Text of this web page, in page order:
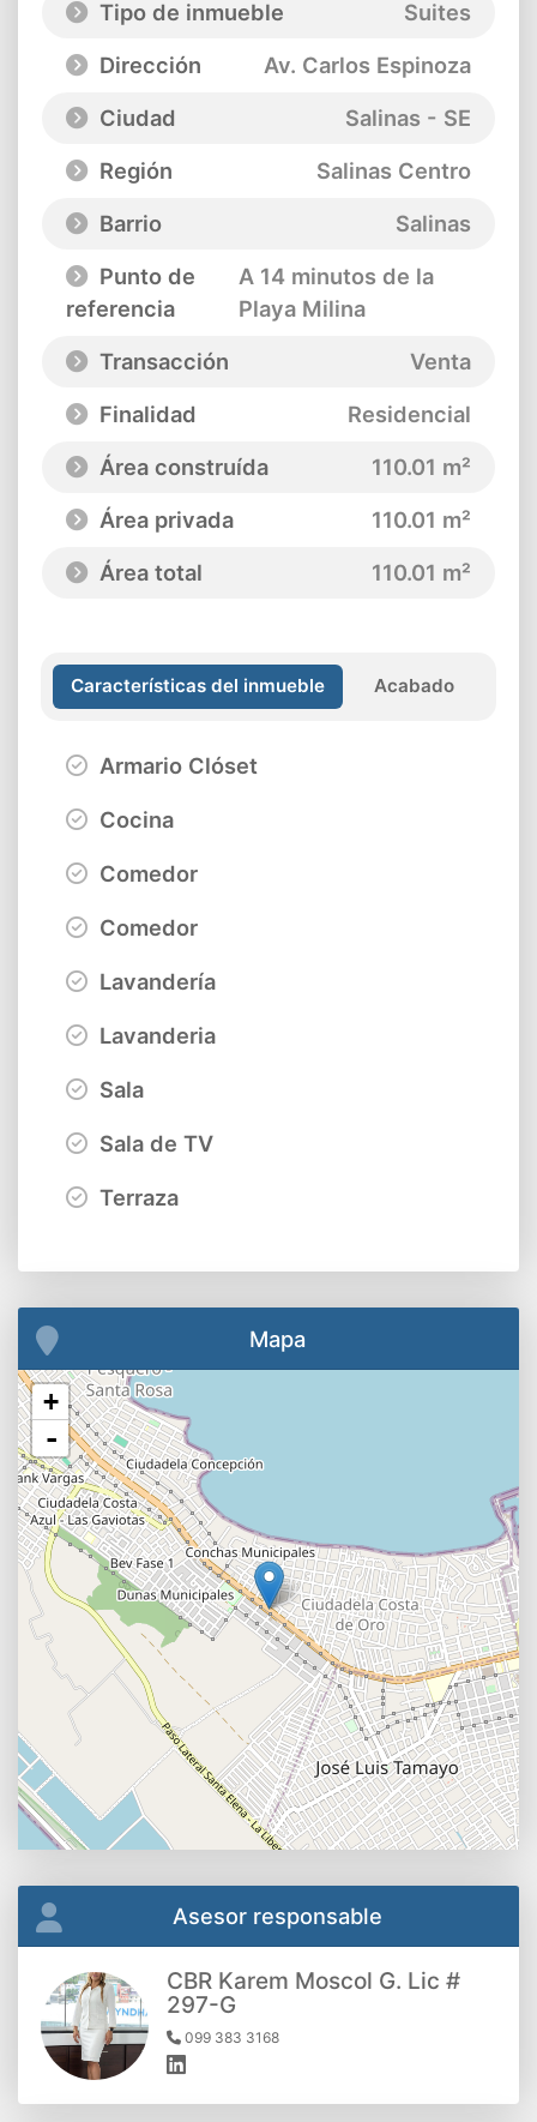
Tipo de inmueble
Suites
Dirección
Av. Carlos Espinoza
Ciudad
Salinas - SE
Región
Salinas Centro
Barrio
Salinas
Punto de
referencia
A 14 minutos de la
Playa Milina
Transacción
Venta
Finalidad
Residencial
Área construída
110.01 m²
Área privada
110.01 m²
Área total
110.01 m²
Características del inmueble Acabado
Armario Clóset
Cocina
Comedor
Comedor
Lavandería
Lavanderia
Sala
Sala de TV
Terraza
Mapa
+
-
Asesor responsable
CBR Karem Moscol G. Lic #
297-G
099 383 3168